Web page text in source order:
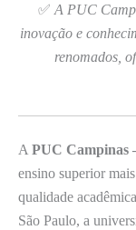
✅ A PUC
inovação e
renomados,
A PUC Campinas
ensino superior
qualidade
São Paulo, a